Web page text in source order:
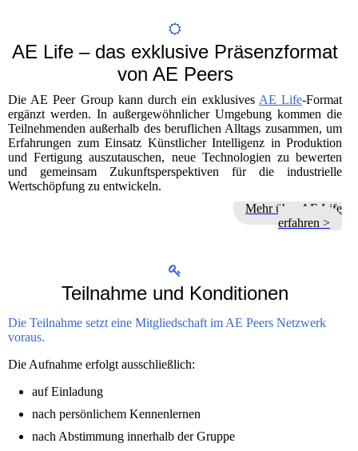
AE Life – das exklusive Präsenzformat
von AE Peers
Die AE Peer Group kann durch ein exklusives AE Life-Format
ergänzt werden. In außergewöhnlicher Umgebung kommen die
Teilnehmenden außerhalb des beruflichen Alltags zusammen, um
Erfahrungen zum Einsatz Künstlicher Intelligenz in Produktion
und Fertigung auszutauschen, neue Technologien zu bewerten
und gemeinsam Zukunftsperspektiven für die industrielle
Wertschöpfung zu entwickeln.
Mehr über AE Life
erfahren >
Teilnahme und Konditionen
Die Teilnahme setzt eine Mitgliedschaft im AE Peers Netzwerk
voraus.
Die Aufnahme erfolgt ausschließlich:
auf Einladung
nach persönlichem Kennenlernen
nach Abstimmung innerhalb der Gruppe